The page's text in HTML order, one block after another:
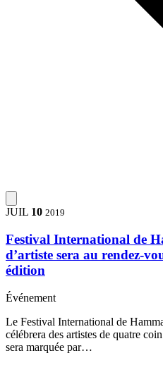
JUIL 10 2019
Festival International de
d’artiste sera au rendez-
édition
Événement
Le Festival International de
célébrera des artistes de quatre
sera marquée par…